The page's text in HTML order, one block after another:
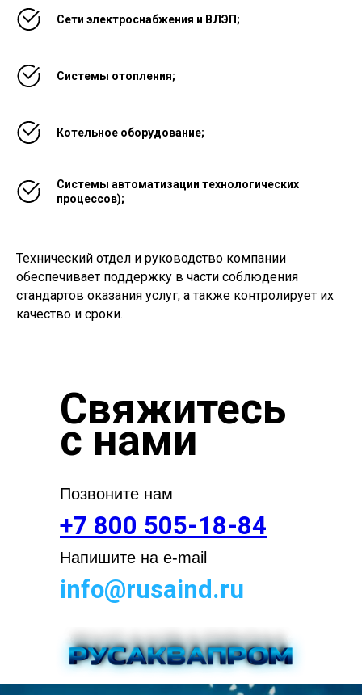
Сети электроснабжения и ВЛЭП;
Системы отопления;
Котельное оборудование;
Системы автоматизации технологических
процессов);
Технический отдел и руководство компании
обеспечивает поддержку в части соблюдения
стандартов оказания услуг, а также контролирует их
качество и сроки.
Свяжитесь
с нами
Позвоните нам
+7 800 505-18-84
Напишите на e-mail
info@rusaind.ru